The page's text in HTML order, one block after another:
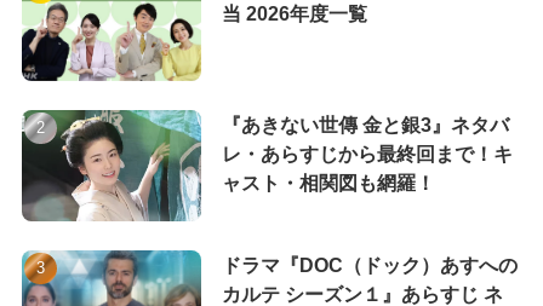
当 2026年度一覧
『あきない世傳 金と銀3』ネタバ
レ・あらすじから最終回まで！キ
ャスト・相関図も網羅！
ドラマ『DOC（ドック）あすへの
カルテ シーズン１』あらすじ ネ